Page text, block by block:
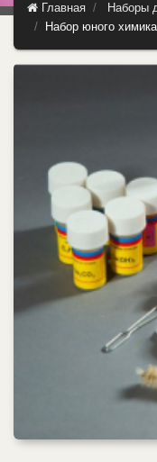
Главная
Наборы
Набор юного химика